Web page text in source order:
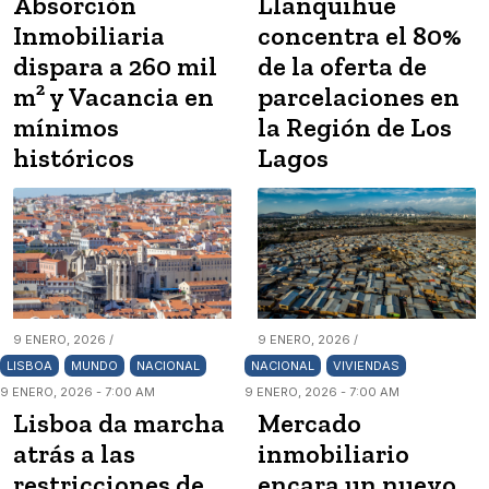
Inmobiliaria
dispara a 260 mil
m² y Vacancia en
mínimos
históricos
concentra el 80%
de la oferta de
parcelaciones en
la Región de Los
Lagos
9 ENERO, 2026 /
LISBOA
MUNDO
NACIONAL
9 ENERO, 2026 - 7:00 AM
Lisboa da marcha
atrás a las
9 ENERO, 2026 /
NACIONAL
VIVIENDAS
9 ENERO, 2026 - 7:00 AM
Mercado
inmobiliario